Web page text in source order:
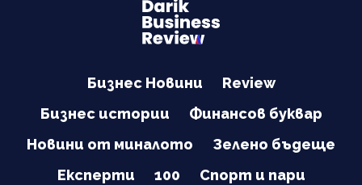
Бизнес Новини
Review
Бизнес истории
Финансов буквар
Новини от миналото
Зелено бъдеще
Експерти
100
Спорт и пари